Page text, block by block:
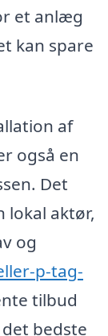
et anlæg
kan spare
af
også en
Det
lokal aktør,
og
p-tag-
tilbud
bedste